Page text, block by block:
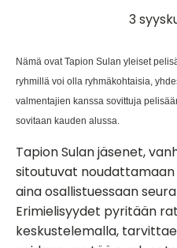
3
Nämä ovat Tapion Sulan yleiset
ryhmillä voi olla ryhmäkohtaisia,
valmentajien kanssa sovittuja
sovitaan kauden alussa.
Tapion Sulan jäsenet,
sitoutuvat
aina osallistuessaan
Erimielisyydet pyritään
keskustelemalla,